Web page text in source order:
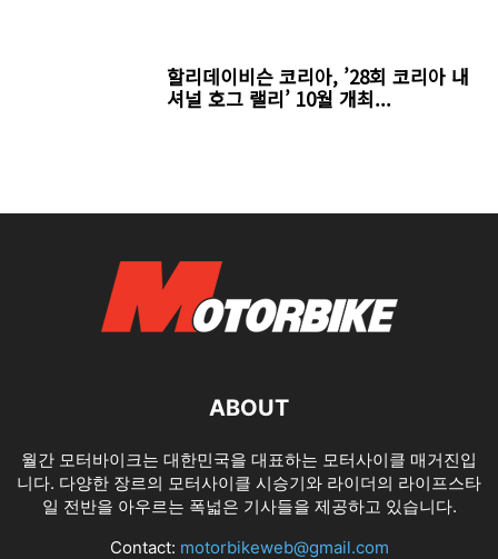
할리데이비슨 코리아, ’28회 코리아 내
셔널 호그 랠리’ 10월 개최...
ABOUT
월간 모터바이크는 대한민국을 대표하는 모터사이클 매거진입
니다. 다양한 장르의 모터사이클 시승기와 라이더의 라이프스타
일 전반을 아우르는 폭넓은 기사들을 제공하고 있습니다.
Contact: motorbikeweb@gmail.com